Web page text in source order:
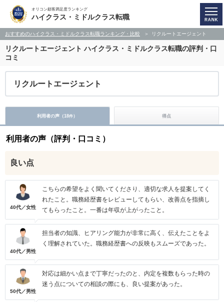
オリコン顧客満足度ランキング
ハイクラス・ミドルクラス転職
おすすめのハイクラス・ミドルクラス転職ランキング・比較 リクルートエージェント
リクルートエージェント ハイクラス・ミドルクラス転職の評判・口
コミ
リクルートエージェント
利用者の声（18件） 得点
利用者の声（評判・口コミ）
良い点
40代／女性
こちらの希望をよく聞いてくださり、適切な求人を提案してく
れたこと。職務経歴書をレビューしてもらい、改善点を指摘し
てもらったこと。一番は年収が上がったこと。
40代／男性
担当者の知識、ヒアリング能力が非常に高く、伝えたことをよ
く理解されていた。職務経歴書への反映もスムーズであった。
50代／男性
対応は細かい点まで丁寧だったのと、内定を複数もらった時の
迷う点についての相談の際にも、良い提案があった。